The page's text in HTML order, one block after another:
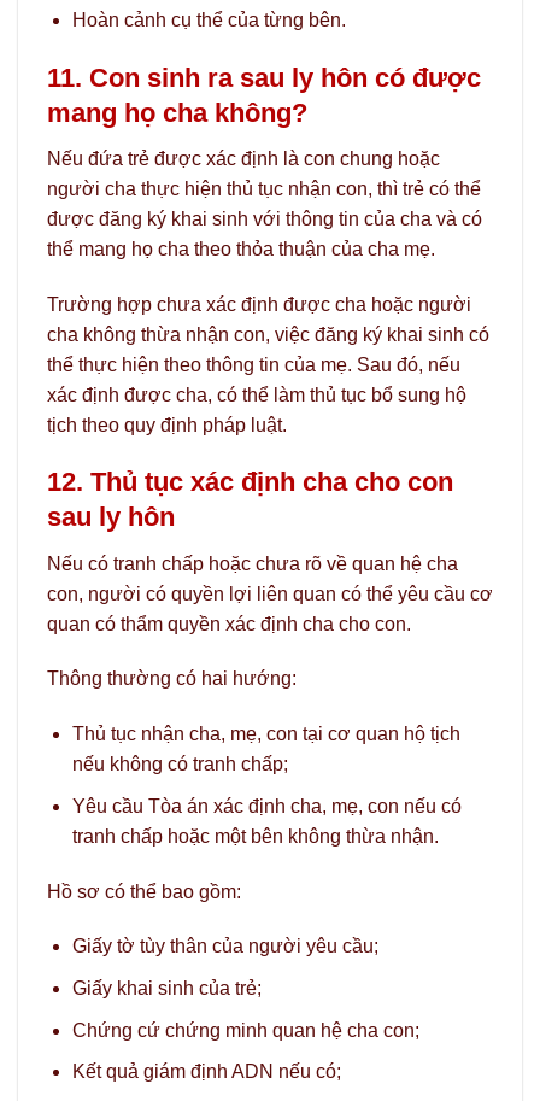
Hoàn cảnh cụ thể của từng bên.
11. Con sinh ra sau ly hôn có được
mang họ cha không?
Nếu đứa trẻ được xác định là con chung hoặc
người cha thực hiện thủ tục nhận con, thì trẻ có thể
được đăng ký khai sinh với thông tin của cha và có
thể mang họ cha theo thỏa thuận của cha mẹ.
Trường hợp chưa xác định được cha hoặc người
cha không thừa nhận con, việc đăng ký khai sinh có
thể thực hiện theo thông tin của mẹ. Sau đó, nếu
xác định được cha, có thể làm thủ tục bổ sung hộ
tịch theo quy định pháp luật.
12. Thủ tục xác định cha cho con
sau ly hôn
Nếu có tranh chấp hoặc chưa rõ về quan hệ cha
con, người có quyền lợi liên quan có thể yêu cầu cơ
quan có thẩm quyền xác định cha cho con.
Thông thường có hai hướng:
Thủ tục nhận cha, mẹ, con tại cơ quan hộ tịch
nếu không có tranh chấp;
Yêu cầu Tòa án xác định cha, mẹ, con nếu có
tranh chấp hoặc một bên không thừa nhận.
Hồ sơ có thể bao gồm:
Giấy tờ tùy thân của người yêu cầu;
Giấy khai sinh của trẻ;
Chứng cứ chứng minh quan hệ cha con;
Kết quả giám định ADN nếu có;